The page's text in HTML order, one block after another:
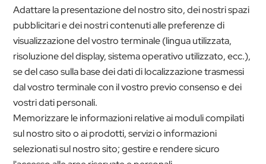
Adattare la presentazione del nostro sito, dei nostri spazi
pubblicitari e dei nostri contenuti alle preferenze di
visualizzazione del vostro terminale (lingua utilizzata,
risoluzione del display, sistema operativo utilizzato, ecc.),
se del caso sulla base dei dati di localizzazione trasmessi
dal vostro terminale con il vostro previo consenso e dei
vostri dati personali.
Memorizzare le informazioni relative ai moduli compilati
sul nostro sito o ai prodotti, servizi o informazioni
selezionati sul nostro sito; gestire e rendere sicuro